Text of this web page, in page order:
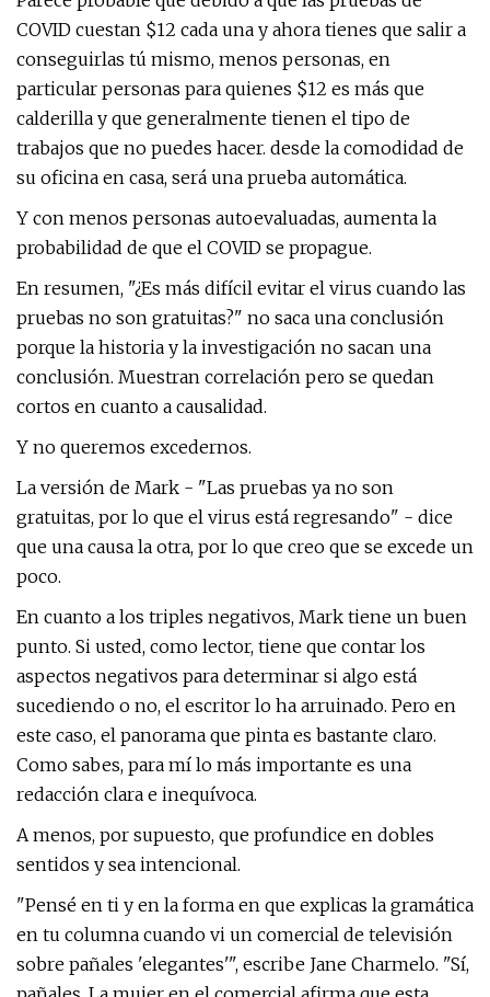
COVID cuestan $12 cada una y ahora tienes que salir a
conseguirlas tú mismo, menos personas, en
particular personas para quienes $12 es más que
calderilla y que generalmente tienen el tipo de
trabajos que no puedes hacer. desde la comodidad de
su oficina en casa, será una prueba automática.
Y con menos personas autoevaluadas, aumenta la
probabilidad de que el COVID se propague.
En resumen, "¿Es más difícil evitar el virus cuando las
pruebas no son gratuitas?" no saca una conclusión
porque la historia y la investigación no sacan una
conclusión. Muestran correlación pero se quedan
cortos en cuanto a causalidad.
Y no queremos excedernos.
La versión de Mark - "Las pruebas ya no son
gratuitas, por lo que el virus está regresando" - dice
que una causa la otra, por lo que creo que se excede un
poco.
En cuanto a los triples negativos, Mark tiene un buen
punto. Si usted, como lector, tiene que contar los
aspectos negativos para determinar si algo está
sucediendo o no, el escritor lo ha arruinado. Pero en
este caso, el panorama que pinta es bastante claro.
Como sabes, para mí lo más importante es una
redacción clara e inequívoca.
A menos, por supuesto, que profundice en dobles
sentidos y sea intencional.
"Pensé en ti y en la forma en que explicas la gramática
en tu columna cuando vi un comercial de televisión
sobre pañales 'elegantes'", escribe Jane Charmelo. "Sí,